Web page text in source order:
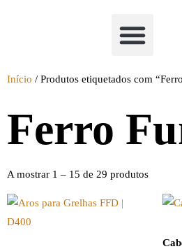
Início / Produtos etiquetados com
Ferro
A mostrar 1 – 15 de 29 produtos